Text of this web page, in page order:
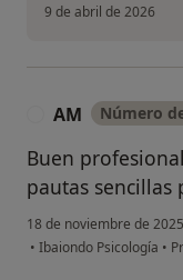
9 de abril de 2026
AM Número
Buen
pautas sencillas
18 de noviembre de 2025
• Ibaiondo Psicología •